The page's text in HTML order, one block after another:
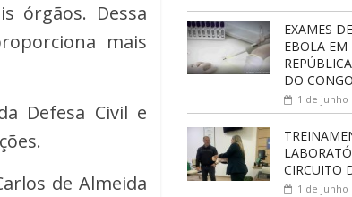
órgãos. Dessa
mais
Defesa Civil e
de Almeida
EXAMES
EBOLA
DO CONGO
1 de junho
CIRCUITO
1 de junho